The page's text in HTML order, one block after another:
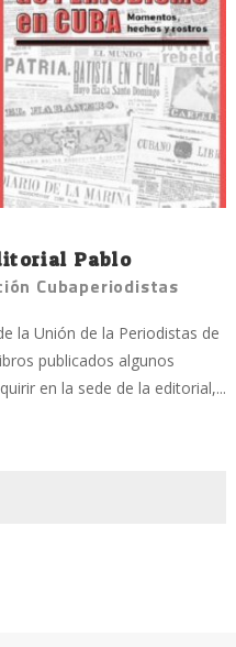
Pablo
Cubaperiodistas
la Unión de la Periodistas de
publicados algunos
en la sede de la editorial,...